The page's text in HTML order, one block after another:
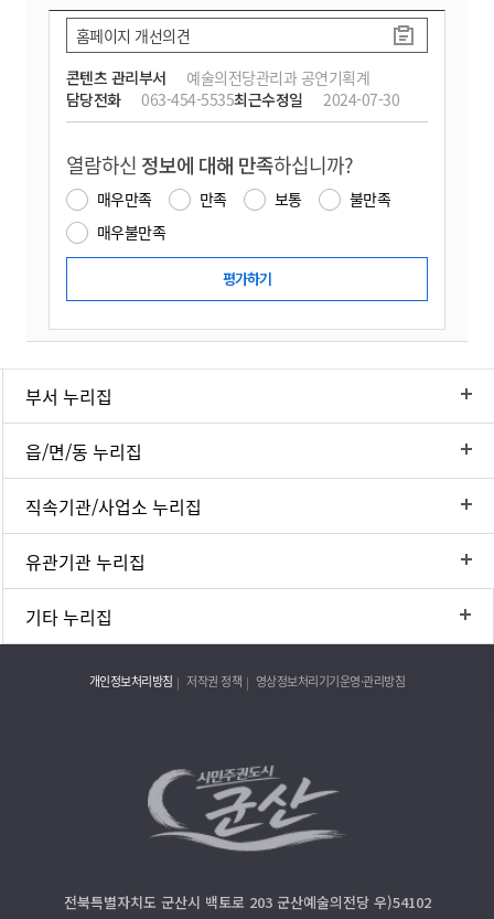
콘텐츠 관리부서
예술의전당관리과 공연기획계
담당전화
063-454-5535최근수정일 2024-07-30
홈페이지 개선의견
열람하신 정보에 대해 만족하십니까?
매우만족 만족 보통
불만족
매우불만족
부서 누리집
읍/면/동 누리집
직속기관/사업소 누리집
유관기관 누리집
기타 누리집
개인정보처리방침 저작권 정책 영상정보처리기기운영·관리방침
전북특별자치도 군산시 백토로 203 군산예술의전당 우)54102